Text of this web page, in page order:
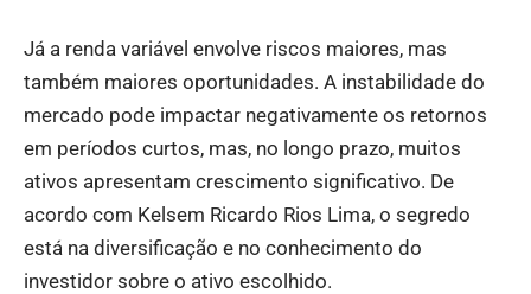
Já a renda variável envolve riscos maiores, mas
também maiores oportunidades. A instabilidade do
mercado pode impactar negativamente os retornos
em períodos curtos, mas, no longo prazo, muitos
ativos apresentam crescimento significativo. De
acordo com Kelsem Ricardo Rios Lima, o segredo
está na diversificação e no conhecimento do
investidor sobre o ativo escolhido.